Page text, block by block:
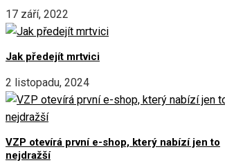
17 září, 2022
Jak předejít mrtvici
2 listopadu, 2024
VZP otevírá první e-shop, který nabízí jen to
nejdražší